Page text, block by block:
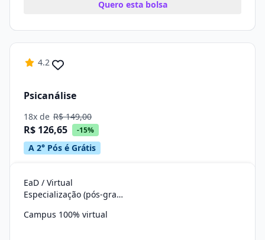
Quero esta bolsa
4.2
Psicanálise
18x de R$ 149,00
R$ 126,65 -15%
A 2° Pós é Grátis
EaD / Virtual
Especialização (pós-graduação)
Campus 100% virtual